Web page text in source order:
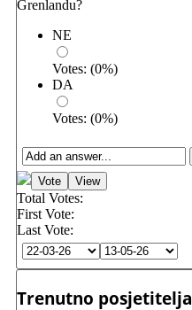
Grenlandu?
NE
Votes: (0%)
DA
Votes: (0%)
Total Votes:
First Vote:
Last Vote:
Trenutno posjetitelja